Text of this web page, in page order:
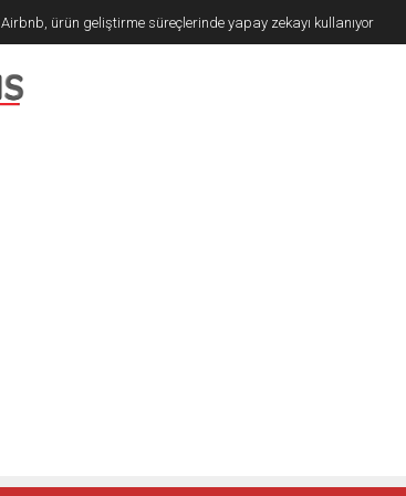
Airbnb, ürün geliştirme süreçlerinde yapay zekayı kullanıyor